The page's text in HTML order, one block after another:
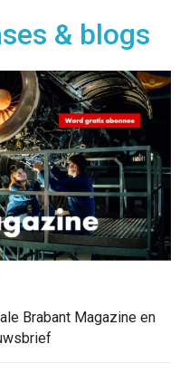
& blogs
Brabant Magazine en